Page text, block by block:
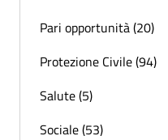
Pari opportunità (20)
Protezione Civile (94)
Salute (5)
Sociale (53)